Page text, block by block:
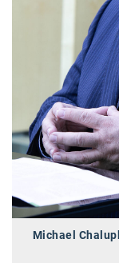
WALTER GROUP
WEB
WEconomy -
ÖZSV
Media
Michael